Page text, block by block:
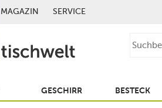
MAGAZIN SERVICE
GESCHIRR BESTECK